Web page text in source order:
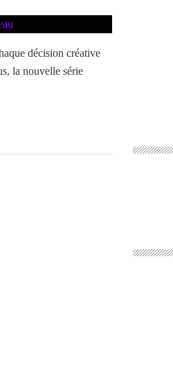
décision créative
la nouvelle série